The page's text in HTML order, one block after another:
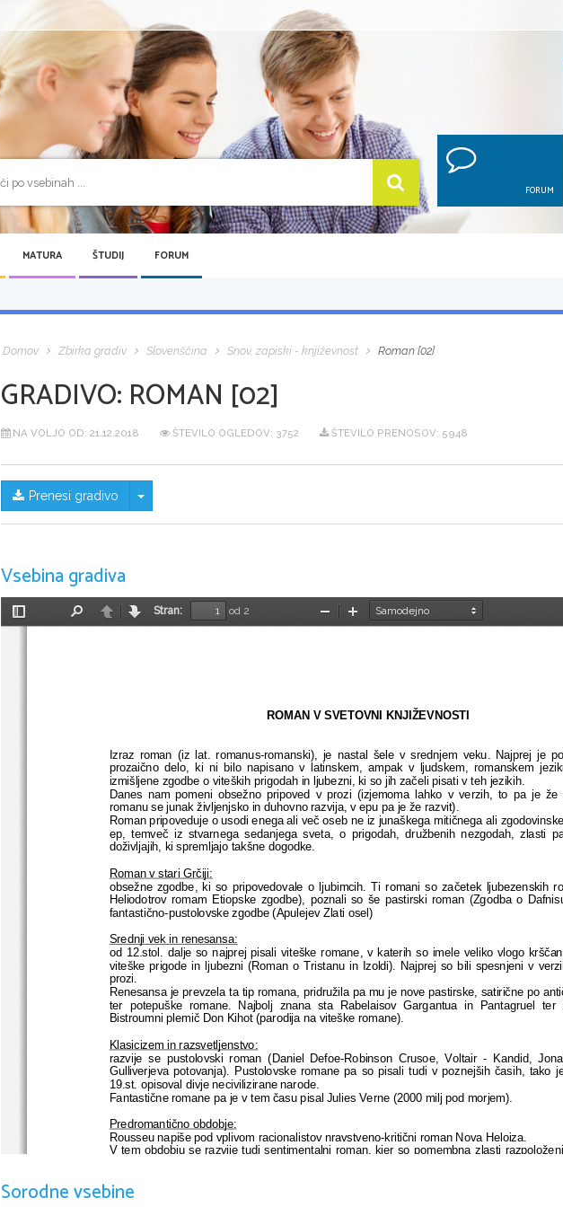
FORUM
MATURA ŠTUDIJ FORUM
Domov Zbirka gradiv Slovenščina Snov, zapiski - književnost Roman [02]
GRADIVO: ROMAN [02]
NA VOLJO OD: 21.12.2018 ŠTEVILO OGLEDOV: 3752 ŠTEVILO PRENOSOV: 5948
Prenesi gradivo Skrij/prikaži meni
Vsebina gradiva
Preklopi
NazajNaprej
Stran:
od 2
PomanjšajPovečaj
ROMAN V SVETOVNI KNJIŽEVNOSTI
Izraz roman (iz lat. romanus-romanski), je nastal šele v srednjem veku. Najprej je
prozaično delo, ki ni bilo napisano v latinskem, ampak v ljudskem, romanskem
izmišljene zgodbe o viteških prigodah in ljubezni, ki so jih začeli pisati v teh jezikih.
Danes nam pomeni obsežno pripoved v prozi (izjemoma lahko v verzih, to pa je
romanu se junak življenjsko in duhovno razvija, v epu pa je že razvit).
Roman pripoveduje o usodi enega ali več oseb ne iz junaškega mitičnega ali
ep, temveč iz stvarnega sedanjega sveta, o prigodah, družbenih nezgodah, zlasti
doživljajih, ki spremljajo takšne dogodke.
Roman v stari Grčiji:
obsežne zgodbe, ki so pripovedovale o ljubimcih. Ti romani so začetek ljubezenskih
Heliodotrov romam Etiopske zgodbe), poznali so še pastirski roman (Zgodba o
fantastično-pustolovske zgodbe (Apulejev Zlati osel)
Srednji vek in renesansa:
od 12.stol. dalje so najprej pisali viteške romane, v katerih so imele veliko vlogo
viteške prigode in ljubezni (Roman o Tristanu in Izoldi). Najprej so bili spesnjeni v
prozi.
Renesansa je prevzela ta tip romana, pridružila pa mu je nove pastirske, satirične po
ter   potepuške   romane.   Najbolj   znana   sta   Rabelaisov   Gargantua   in   Pantagruel   ter
Bistroumni plemič Don Kihot (parodija na viteške romane).
Klasicizem in razsvetljenstvo:
razvije se pustolovski roman (Daniel Defoe-Robinson Crusoe, Voltair - Kandid,
Gulliverjeva potovanja). Pustolovske romane pa so pisali tudi v poznejših časih, tako
19.st. opisoval divje necivilizirane narode.
Fantastične romane pa je v tem času pisal Julies Verne (2000 milj pod morjem).
Predromantično obdobje:
Rousseu napiše pod vplivom racionalistov nravstveno-kritični roman Nova Heloiza.
V tem obdobju se razvije tudi sentimentalni roman, kjer so pomembna zlasti
Med romantiko in realizmom:
prehod od subjektivnega domišljijskega slikanja k objektivni stvarnosti pa je zgodovinski
Sorodne vsebine